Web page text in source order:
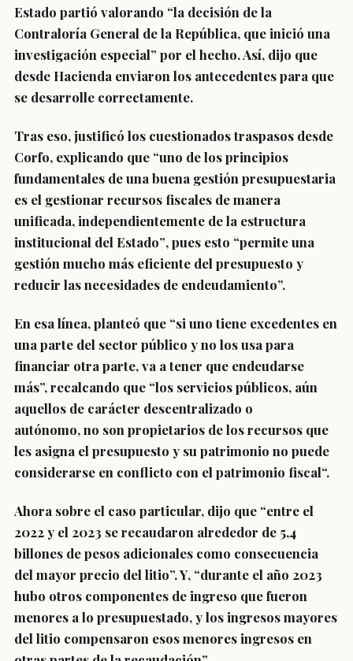
Estado partió valorando “la decisión de la
Contraloría General de la República, que inició una
investigación especial” por el hecho. Así, dijo que
desde Hacienda enviaron los antecedentes para que
se desarrolle correctamente.
Tras eso, justificó los cuestionados traspasos desde
Corfo, explicando que “uno de los principios
fundamentales de una buena gestión presupuestaria
es el gestionar recursos fiscales de manera
unificada, independientemente de la estructura
institucional del Estado”, pues esto “permite una
gestión mucho más eficiente del presupuesto y
reducir las necesidades de endeudamiento”.
En esa línea, planteó que “si uno tiene excedentes en
una parte del sector público y no los usa para
financiar otra parte, va a tener que endeudarse
más”, recalcando que “los servicios públicos, aún
aquellos de carácter descentralizado o
autónomo,no son propietarios de los recursos que
les asigna el presupuesto y su patrimonio no puede
considerarse en conflicto con el patrimonio fiscal“.
Ahora sobre el caso particular, dijo que “entre el
2022 y el 2023 se recaudaron alrededor de 5,4
billones de pesos adicionales como consecuencia
del mayor precio del litio”. Y, “durante el año 2023
hubo otros componentes de ingreso que fueron
menores a lo presupuestado, y los ingresos mayores
del litio compensaron esos menores ingresos en